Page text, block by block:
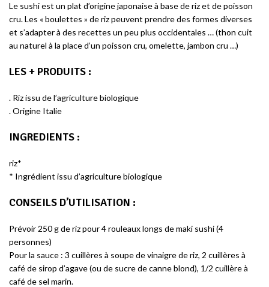
Le sushi est un plat d’origine japonaise à base de riz et de poisson
cru. Les « boulettes » de riz peuvent prendre des formes diverses
et s’adapter à des recettes un peu plus occidentales … (thon cuit
au naturel à la place d’un poisson cru, omelette, jambon cru …)
LES + PRODUITS :
. Riz issu de l’agriculture biologique
. Origine Italie
INGREDIENTS :
riz*
* Ingrédient issu d’agriculture biologique
CONSEILS D’UTILISATION :
Prévoir 250 g de riz pour 4 rouleaux longs de maki sushi (4
personnes)
Pour la sauce : 3 cuillères à soupe de vinaigre de riz, 2 cuillères à
café de sirop d’agave (ou de sucre de canne blond), 1/2 cuillère à
café de sel marin.